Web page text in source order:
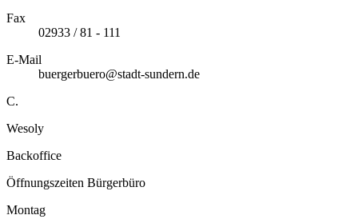
Fax
02933 / 81 - 111
E-Mail
buergerbuero@stadt-sundern.de
C.
Wesoly
Backoffice
Öffnungszeiten Bürgerbüro
Montag